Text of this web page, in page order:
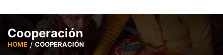
Cooperación
HOME COOPERACIÓN